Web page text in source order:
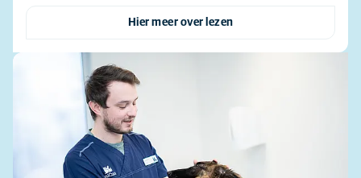
Hier meer over lezen